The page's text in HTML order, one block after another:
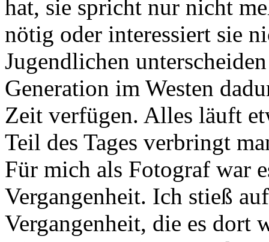
hat, sie spricht nur nicht
nötig oder interessiert sie
Jugendlichen
Generation im Westen
Zeit verfügen. Alles läuft
Teil des Tages verbringt
Für mich als Fotograf war
Vergangenheit. Ich stieß
Vergangenheit, die es dort